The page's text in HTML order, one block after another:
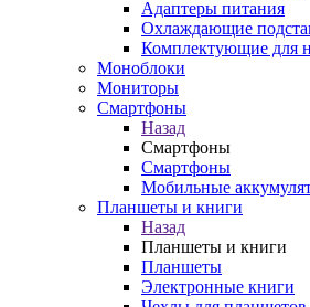
Адаптеры питания
Охлаждающие
Комплектующие для
Моноблоки
Мониторы
Смартфоны
Назад
Смартфоны
Смартфоны
Мобильные
Планшеты и книги
Назад
Планшеты и книги
Планшеты
Электронные книги